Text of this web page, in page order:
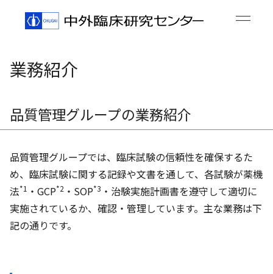
業務紹介
品質管理グループの業務紹介
品質管理グループでは、臨床試験の信頼性を確保するた
め、臨床試験に関する記録や文書を通して、各試験が薬機
法*1 ・GCP*2 ・SOP*3 ・治験実施計画書を遵守して適切に
実施されているか、確認・管理しています。主な業務は下
記の通りです。